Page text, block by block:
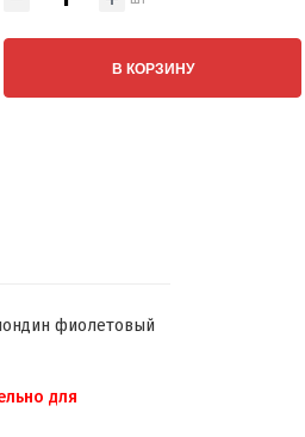
В КОРЗИНУ
фиолетовый
для